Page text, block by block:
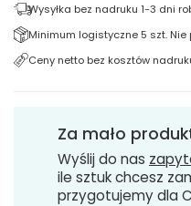
Wysyłka bez nadruku 1-3 dni
Minimum logistyczne 5 szt.
Ceny netto bez kosztów
Za mało
Wyślij do nas
ile sztuk chcesz
przygotujemy dla